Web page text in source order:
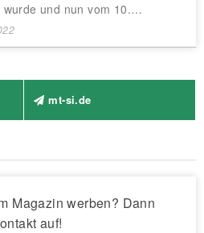
wurde und nun vom 10.…
mt-si.de
Magazin werben? Dann
auf!